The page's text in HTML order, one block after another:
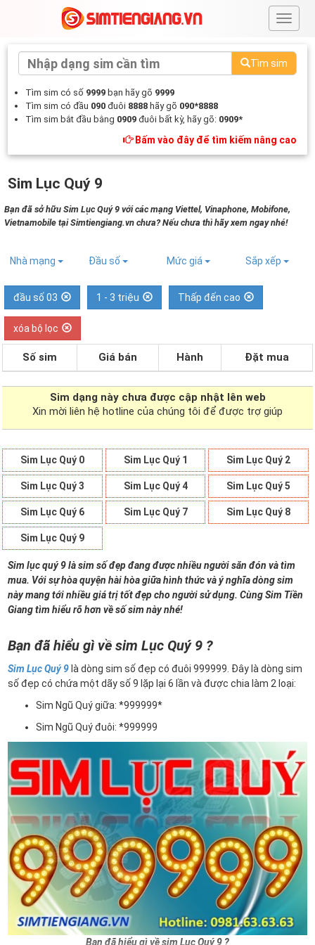
#
Tìm sim
Tìm sim có số 9999 bạn hãy gõ 9999
Tìm sim có đầu 090 đuôi 8888 hãy gõ 090*8888
Tìm sim bắt đầu bằng 0909 đuôi bất kỳ, hãy gõ: 0909*
Bấm vào đây để tìm kiếm nâng cao
Sim Lục Quý 9
Bạn đã sở hữu Sim Lục Quý 9 với các mạng Viettel, Vinaphone, Mobifone,
Vietnamobile tại Simtiengiang.vn chưa? Nếu chưa thì hãy xem ngay nhé!
Nhà mạng Đầu số Mức giá Sắp xếp
đầu số 03 1 - 3 triệu Thấp đến cao
xóa bộ lọc
Số sim Giá bán Hành Đặt mua
Sim dạng này chưa được cập nhật lên web
Xin mời liên hệ hotline của chúng tôi để được trợ giúp
Sim Lục Quý 0 Sim Lục Quý 1 Sim Lục Quý 2
Sim Lục Quý 3 Sim Lục Quý 4 Sim Lục Quý 5
Sim Lục Quý 6 Sim Lục Quý 7 Sim Lục Quý 8
Sim Lục Quý 9
Sim lục quý 9 là sim số đẹp đang được nhiều người săn đón và tìm
mua. Với sự hòa quyện hài hòa giữa hình thức và ý nghĩa dòng sim
này mang tới nhiều giá trị tốt đẹp cho người sử dụng. Cùng Sim Tiền
Giang tìm hiểu rõ hơn về số sim này nhé!
Bạn đã hiểu gì về sim Lục Quý 9 ?
Sim Lục Quý 9 là dòng sim số đẹp có đuôi 999999. Đây là dòng sim
số đẹp có chứa một dãy số 9 lặp lại 6 lần và được chia làm 2 loại:
Sim Ngũ Quý giữa: *999999*
Sim Ngũ Quý đuôi: *999999
Bạn đã hiểu gì về sim Lục Quý 9 ?